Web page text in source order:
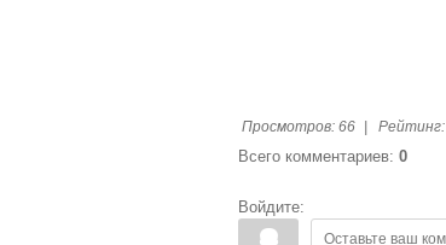
Просмотров: 66 Рейтинг:
Всего комментариев: 0
Войдите: